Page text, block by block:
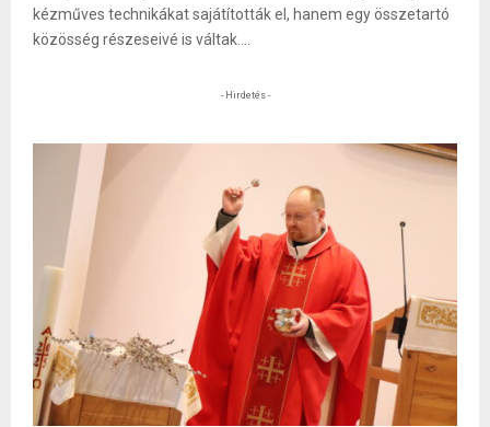
kézműves technikákat sajátították el, hanem egy összetartó
közösség részeseivé is váltak....
- Hirdetés -